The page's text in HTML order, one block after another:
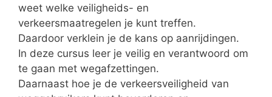
weet welke veiligheids- en
verkeersmaatregelen je kunt treffen.
Daardoor verklein je de kans op aanrijdingen.
In deze cursus leer je veilig en verantwoord om
te gaan met wegafzettingen.
Daarnaast hoe je de verkeersveiligheid van